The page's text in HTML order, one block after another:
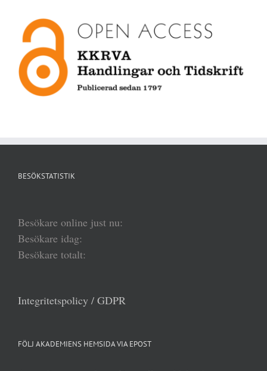
BESÖKSTATISTIK
Besökare online just nu:
Besökare idag:
Besökare totalt:
Integritetspolicy / GDPR
FÖLJ AKADEMIENS HEMSIDA VIA EPOST